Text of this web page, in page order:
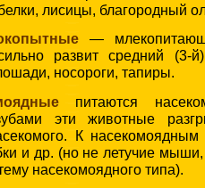
лисицы, благородный
—
развит средний
носороги, тапиры.
питаются
эти животные
К насекомоядным
и др. (но не летучие
насекомоядного типа).